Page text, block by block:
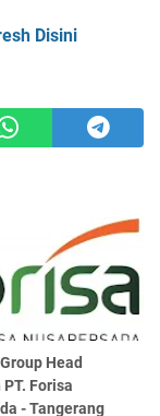
Disini
Head
Forisa
- Tangerang